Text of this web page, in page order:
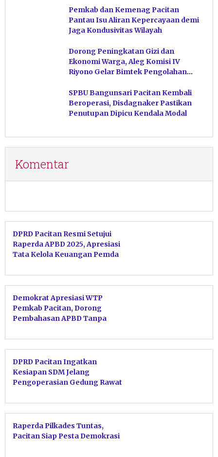
Pemkab dan Kemenag Pacitan
Pantau Isu Aliran Kepercayaan demi
Jaga Kondusivitas Wilayah
Dorong Peningkatan Gizi dan
Ekonomi Warga, Aleg Komisi IV
Riyono Gelar Bimtek Pengolahan
SPBU Bangunsari Pacitan Kembali
Beroperasi, Disdagnaker Pastikan
Penutupan Dipicu Kendala Modal
Komentar
DPRD Pacitan Resmi Setujui
Raperda APBD 2025, Apresiasi
Tata Kelola Keuangan Pemda
Demokrat Apresiasi WTP
Pemkab Pacitan, Dorong
Pembahasan APBD Tanpa
DPRD Pacitan Ingatkan
Kesiapan SDM Jelang
Pengoperasian Gedung Rawat
Raperda Pilkades Tuntas,
Pacitan Siap Pesta Demokrasi